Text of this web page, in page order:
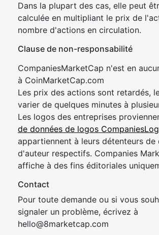
Dans la plupart des cas, elle peut
calculée en multipliant le prix de
nombre d'actions en circulation.
Clause de non-responsabilité
CompaniesMarketCap n'est en
à CoinMarketCap.com
Les prix des actions sont retardés,
varier de quelques minutes à
Les logos des entreprises
de données de logos
appartiennent à leurs détenteurs de
d'auteur respectifs. Companies
affiche à des fins éditoriales
Contact
Pour toute demande ou si vous
signaler un problème, écrivez à
hello@8marketcap.com